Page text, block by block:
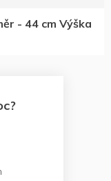
- 44 cm Výška